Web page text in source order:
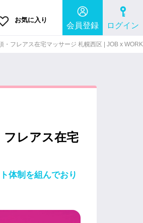
お気に入り
会員登録 ログイン
・フレアス在宅マッサージ 札幌西区 | JOB x WORK
フレアス在宅
体制を組んでおり